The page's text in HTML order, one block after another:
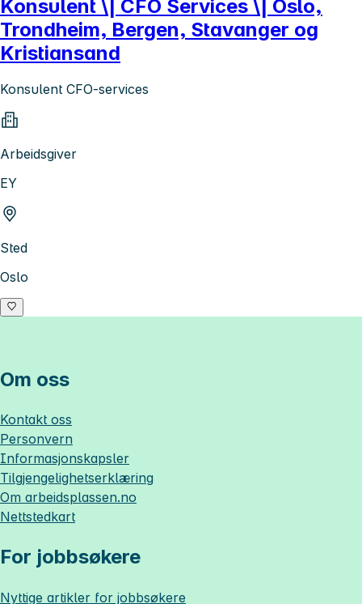
Konsulent \| CFO Services \| Oslo,
Trondheim, Bergen, Stavanger og
Kristiansand
Konsulent CFO-services
Arbeidsgiver
EY
Sted
Oslo
Om oss
Kontakt oss
Personvern
Informasjonskapsler
Tilgjengelighetserklæring
Om arbeidsplassen.no
Nettstedkart
For jobbsøkere
Nyttige artikler for jobbsøkere